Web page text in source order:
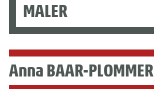
MALER
Anna BAAR-PLOMMER